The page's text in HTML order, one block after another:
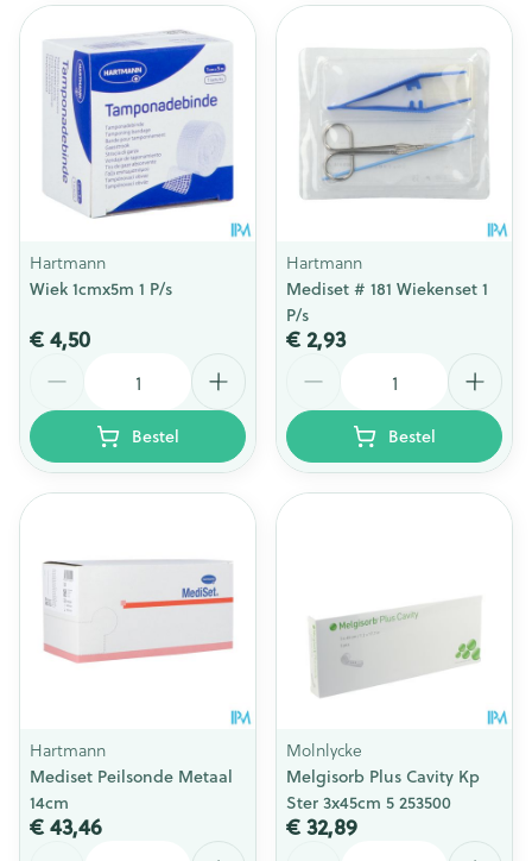
Hartmann
Wiek 1cmx5m 1 P/s
€ 4,50
Bestel
Hartmann
Mediset # 181 Wiekenset 1
P/s
€ 2,93
Bestel
Hartmann
Mediset Peilsonde Metaal
14cm
€ 43,46
Molnlycke
Melgisorb Plus Cavity Kp
Ster 3x45cm 5 253500
€ 32,89